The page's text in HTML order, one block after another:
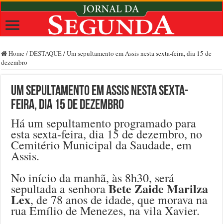
Home /DESTAQUE/Um sepultamento em Assis nesta sexta-feira, dia 15 de
dezembro
Um sepultamento em Assis nesta sexta-
feira, dia 15 de dezembro
Há um sepultamento programado para
esta sexta-feira, dia 15 de dezembro, no
Cemitério Municipal da Saudade, em
Assis.
No início da manhã, às 8h30, será
sepultada a senhoraBete Zaide Marilza
Lex, de 78 anos de idade, que morava na
rua Emílio de Menezes, na vila Xavier.